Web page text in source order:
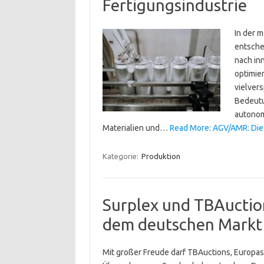
Fertigungsindustrie
In der
nach
Materialien und… Read More: AGV/AMR:
Kategorie: Produktion
Surplex und
dem deutschen Markt
Mit großer Freude darf TBAuctions,